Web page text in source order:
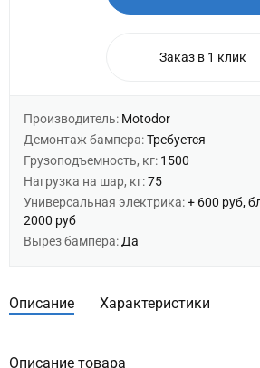
Заказ в 1 клик
Производитель: Motodor
Демонтаж бампера:Требуется
Грузоподъемность, кг: 1500
Нагрузка на шар, кг:75
Универсальная электрика:+ 600 руб,
2000 руб
Вырез бампера: Да
Описание Характеристики
Описание товара